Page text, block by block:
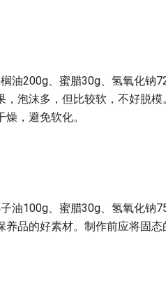
油200g、蜜腊30g、氢氧化钠
，泡沫多，但比较软，不好脱
，避免软化。
油100g、蜜腊30g、氢氧化钠
品的好素材。制作前应将固态